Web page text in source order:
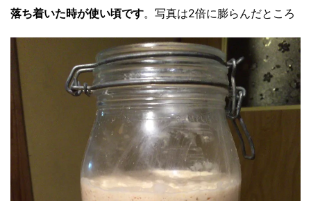
落ち着いた時が使い頃です。写真は2倍に膨らんだところ